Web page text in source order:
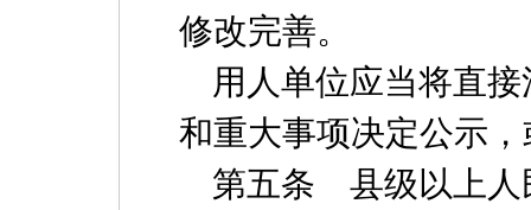
修改完善。
用人单位应当将直接
和重大事项决定公示
第五条 县级以上人